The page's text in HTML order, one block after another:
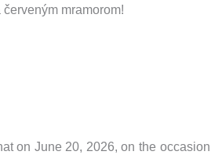
mramorom!
on June 20, 2026, on the occasion